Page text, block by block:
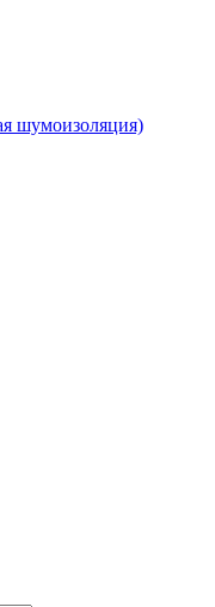
шумоизоляция)